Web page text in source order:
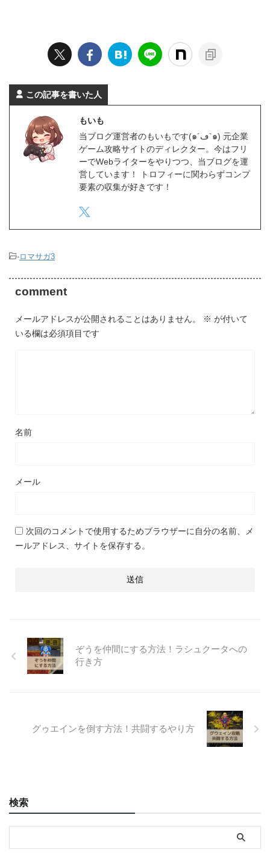
この記事を書いた人
もいも
当ブログ運営者のもいもです(๑´ڡ`๑) 元企業
ゲーム攻略サイトのディレクター。今はフリ
ーでWebライターをやりつつ、当ブログを運
営しています！ トロフィーに関わらずコンプ
要素の収集が好きです！
-ロマサガ3
comment
メールアドレスが公開されることはありません。 ※ が付いて
いる欄は必須項目です
名前
メール
次回のコメントで使用するためブラウザーに自分の名前、メ
ールアドレス、サイトを保存する。
ぞうを仲間にする方法！ラシュクータへの
行き方
グゥエインを倒す方法！共闘するやり方
検索